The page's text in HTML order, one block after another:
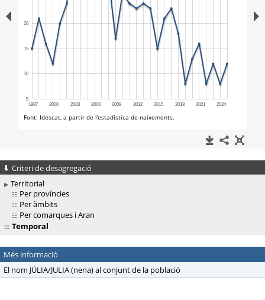
Criteri de desagregació
Territorial
Per províncies
Per àmbits
Per comarques i Aran
Temporal
Més informació
El nom JÚLIA/JULIA (nena) al conjunt de la població